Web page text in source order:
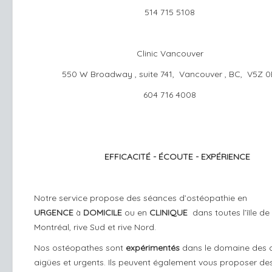
514 715 5108
Clinic Vancouver
550 W Broadway , suite 741, Vancouver , BC, V5Z
604 716 4008
EFFICACITÉ - ÉCOUTE - EXPÉRIENCE
Notre service propose des séances d’ostéopathie en
URGENCE à DOMICILE ou en CLINIQUE dans toutes l’îIle de
Montréal, rive Sud et rive Nord.
Nos ostéopathes sont expérimentés dans le domaine des
aigües et urgents. Ils peuvent également vous proposer